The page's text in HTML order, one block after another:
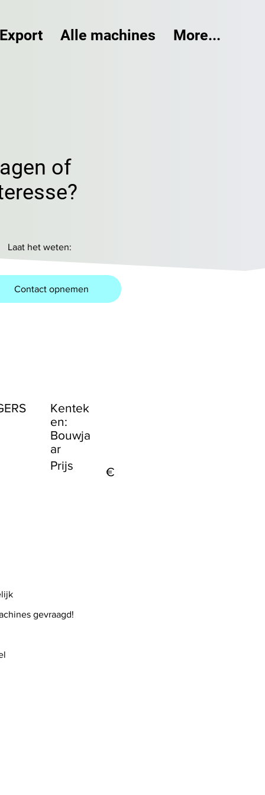
Export Alle machines More...
Kentek
en:
Prijs €
Bouwja
ar
gevraagd!
of
Laat het weten:
Contact opnemen